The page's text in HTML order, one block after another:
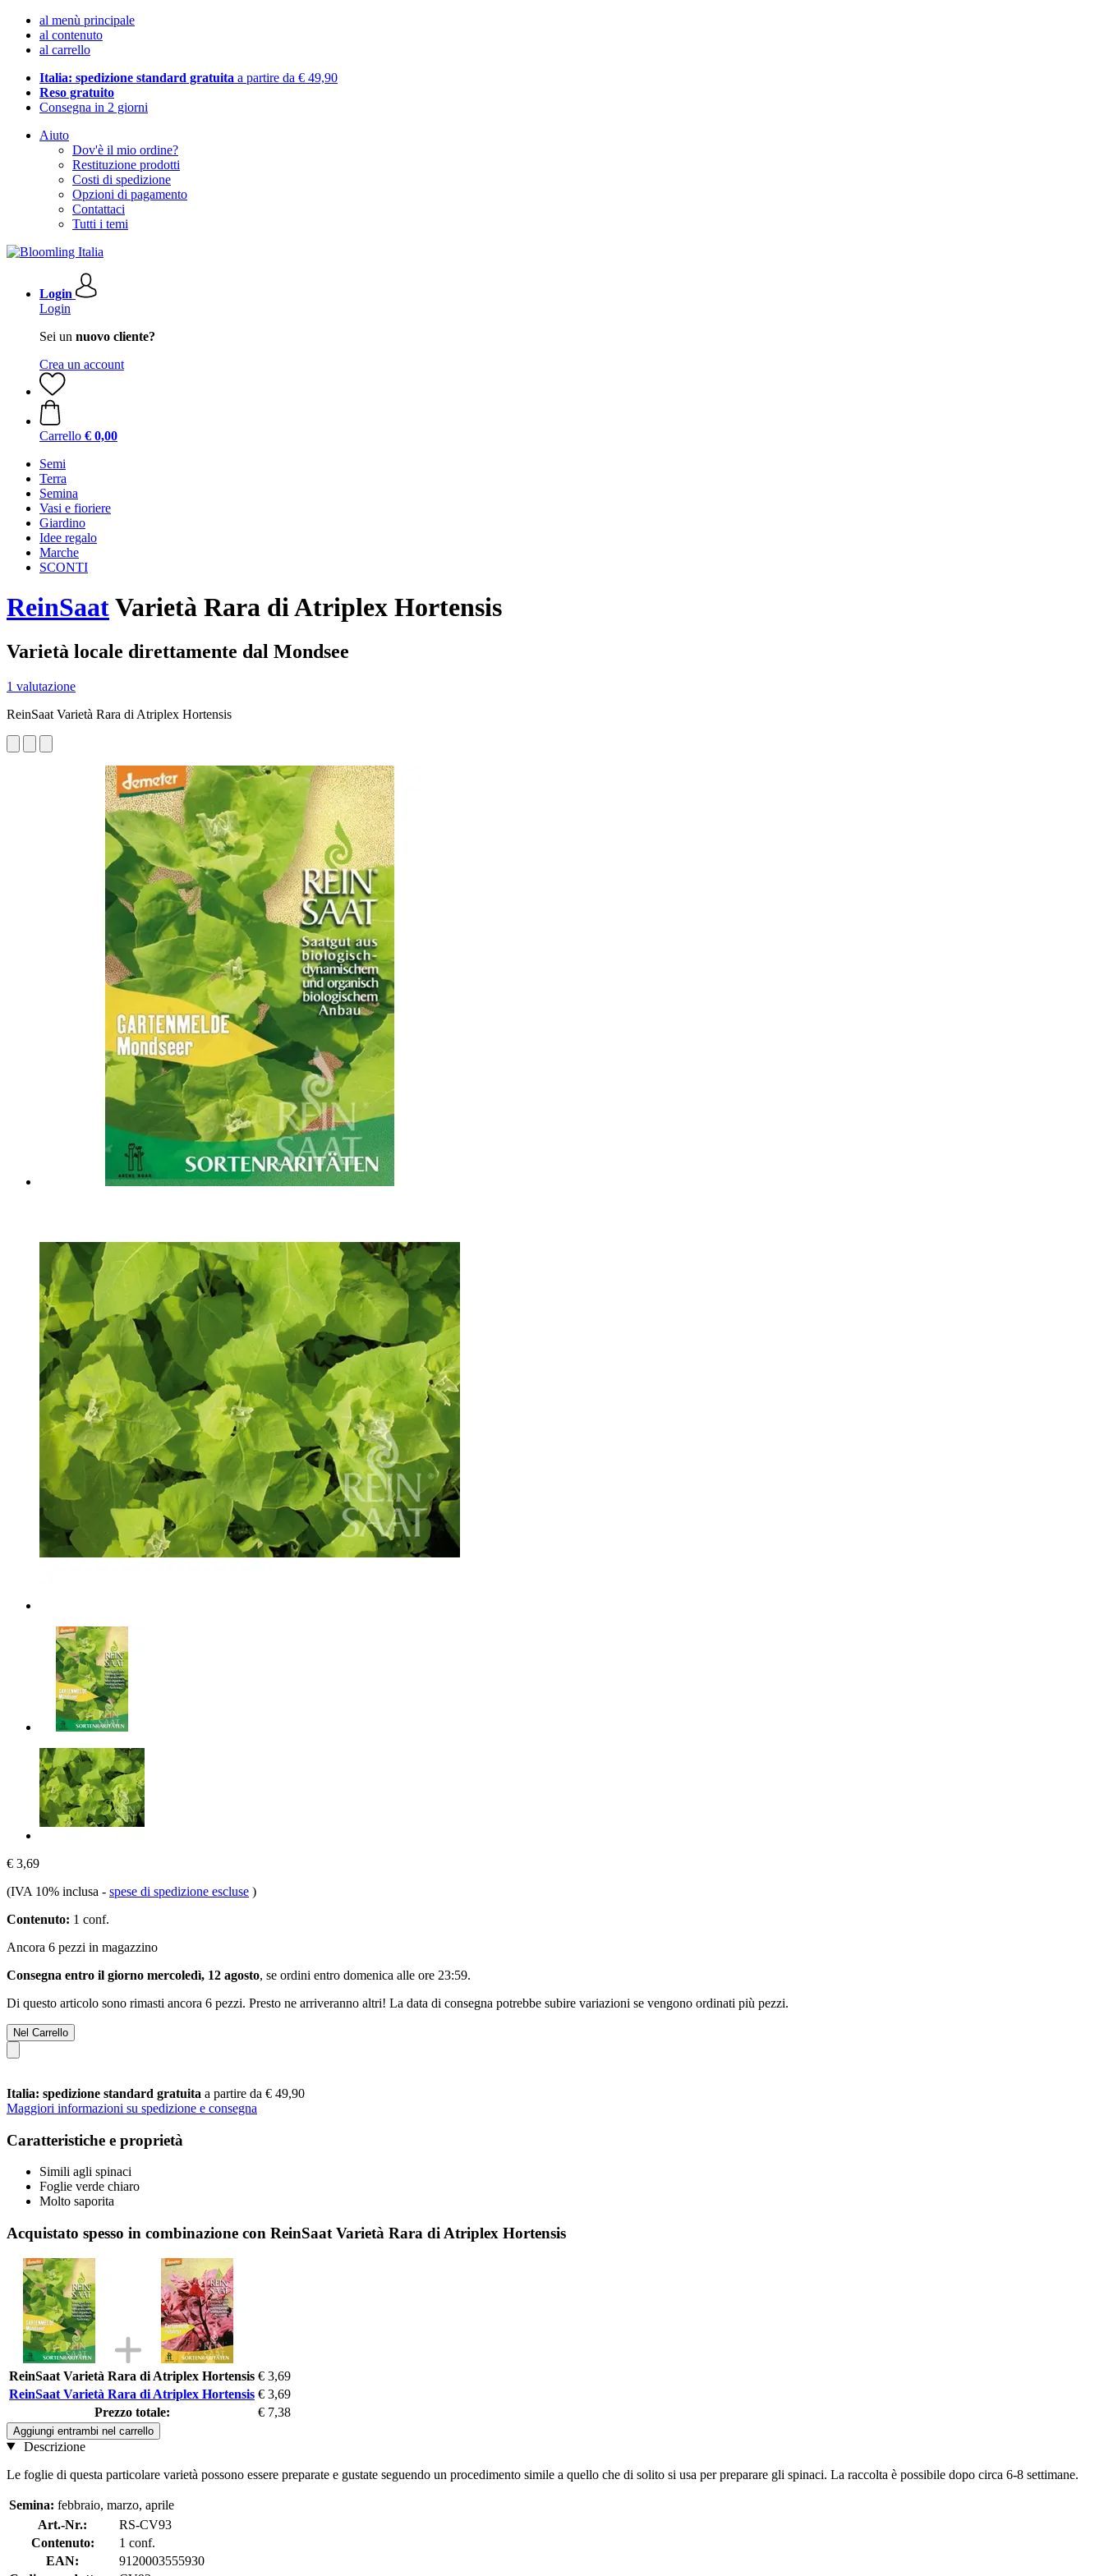
al menù principale
al contenuto
al carrello
Italia: spedizione standard gratuita a partire da € 49,90
Reso gratuito
Consegna in 2 giorni
Aiuto
Dov'è il mio ordine?
Restituzione prodotti
Costi di spedizione
Opzioni di pagamento
Contattaci
Tutti i temi
Login
Login
Sei un nuovo cliente?
Crea un account
Carrello € 0,00
Semi
Terra
Semina
Vasi e fioriere
Giardino
Idee regalo
Marche
SCONTI
ReinSaatVarietà Rara di Atriplex Hortensis
Varietà locale direttamente dal Mondsee
1 valutazione
ReinSaat Varietà Rara di Atriplex Hortensis
€ 3,69
(IVA 10% inclusa - spese di spedizione escluse )
Contenuto: 1 conf.
Ancora 6 pezzi in magazzino
Consegna entro il giorno mercoledì, 12 agosto, se ordini entro domenica alle ore 23:59.
Di questo articolo sono rimasti ancora 6 pezzi. Presto ne arriveranno altri! La data di consegna potrebbe subire variazioni se vengono ordinati più pezzi.
Nel Carrello
Italia: spedizione standard gratuita a partire da € 49,90
Maggiori informazioni su spedizione e consegna
Caratteristiche e proprietà
Simili agli spinaci
Foglie verde chiaro
Molto saporita
Acquistato spesso in combinazione con ReinSaat Varietà Rara di Atriplex Hortensis
ReinSaat Varietà Rara di Atriplex Hortensis € 3,69
ReinSaat Varietà Rara di Atriplex Hortensis € 3,69
Prezzo totale:
€ 7,38
Aggiungi entrambi nel carrello
Descrizione
Le foglie di questa particolare varietà possono essere preparate e gustate seguendo un procedimento simile a quello che di solito si usa per preparare gli spinaci. La raccolta è possibile dopo circa 6-8 settimane.
Semina: febbraio, marzo, aprile
Art.-Nr.:
RS-CV93
Contenuto:
1 conf.
EAN:
9120003555930